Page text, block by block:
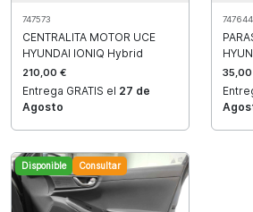
747573
CENTRALITA MOTOR UCE
HYUNDAI IONIQ Hybrid
210,00 €
Entrega GRATIS el 27 de
Agosto
747644
Disponible Consultar